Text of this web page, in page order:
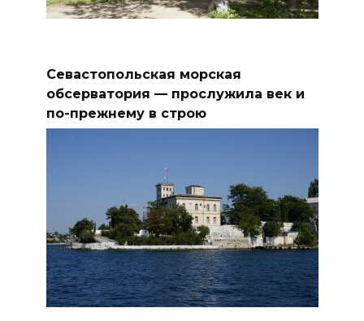
Севастопольская морская
обсерватория — прослужила век и
по-прежнему в строю